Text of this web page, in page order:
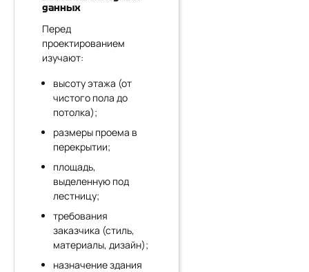
данных
Перед
проектированием
изучают:
высоту этажа (от
чистого пола до
потолка);
размеры проема в
перекрытии;
площадь,
выделенную под
лестницу;
требования
заказчика (стиль,
материалы, дизайн);
назначение здания